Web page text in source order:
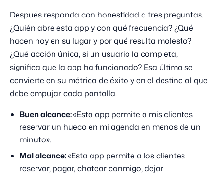
Después responda con honestidad a tres preguntas.
¿Quién abre esta app y con qué frecuencia? ¿Qué
hacen hoy en su lugar y por qué resulta molesto?
¿Qué acción única, si un usuario la completa,
significa que la app ha funcionado? Esa última se
convierte en su métrica de éxito y en el destino al que
debe empujar cada pantalla.
Buen alcance:«Esta app permite a mis clientes
reservar un hueco en mi agenda en menos de un
minuto».
Mal alcance:«Esta app permite a los clientes
reservar, pagar, chatear conmigo, dejar